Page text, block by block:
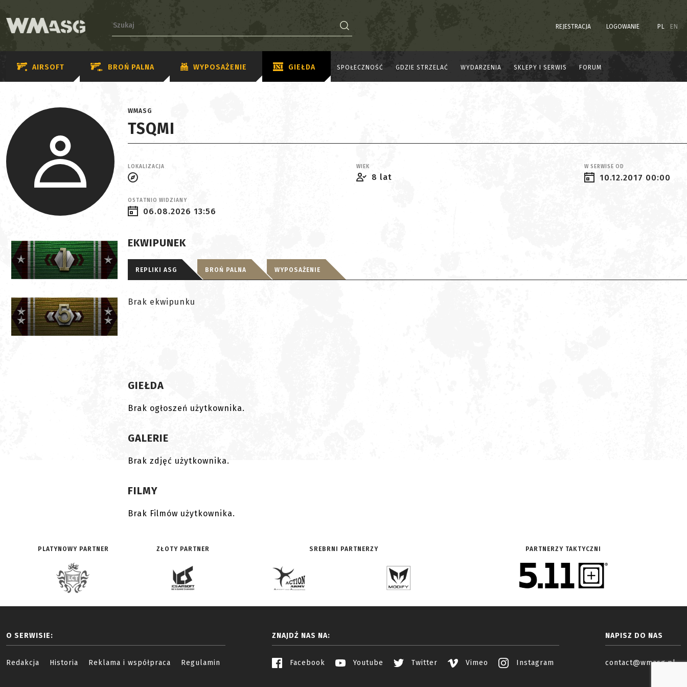
REJESTRACJA LOGOWANIE PL EN
AIRSOFT BROŃ PALNA WYPOSAŻENIE GIEŁDA SPOŁECZNOŚĆ GDZIE STRZELAĆ WYDARZENIA SKLEPY I SERWIS FORUM
WMASG
TSQMI
LOKALIZACJA WIEK
8 lat
W SERWISE OD
10.12.2017 00:00
OSTATNIO WIDZIANY
06.08.2026 13:56
EKWIPUNEK
REPLIKI ASG BROŃ PALNA WYPOSAŻENIE
Brak ekwipunku
GIEŁDA
Brak ogłoszeń użytkownika.
GALERIE
Brak zdjęć użytkownika.
FILMY
Brak Filmów użytkownika.
PLATYNOWY PARTNER ZŁOTY PARTNER SREBRNI PARTNERZY PARTNERZY TAKTYCZNI
O SERWISIE:
Redakcja Historia Reklama i współpraca Regulamin
ZNAJDŹ NAS NA:
Facebook Youtube Twitter Vimeo Instagram
NAPISZ DO NAS
contact@wmasg.pl